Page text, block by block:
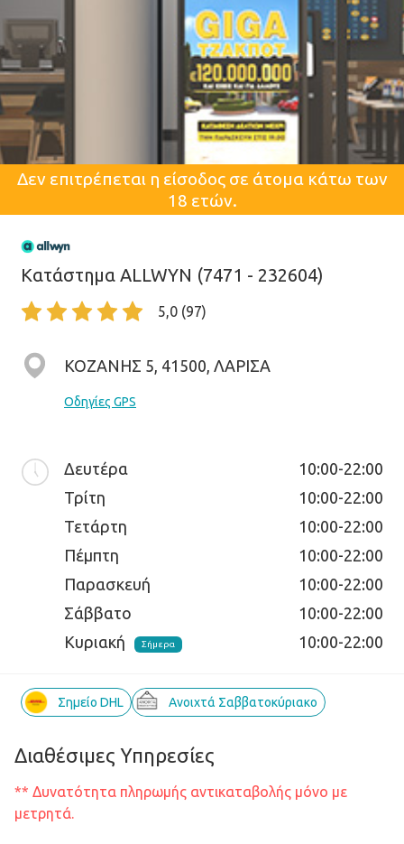
Δεν επιτρέπεται η είσοδος σε άτομα κάτω των
18 ετών.
Κατάστημα ALLWYN (7471 - 232604)
5,0 (97)
ΚΟΖΑΝΗΣ 5, 41500, ΛΑΡΙΣΑ
Οδηγίες GPS
Δευτέρα
10:00-22:00
Τρίτη
10:00-22:00
Τετάρτη
10:00-22:00
Πέμπτη
10:00-22:00
Παρασκευή
10:00-22:00
Σάββατο
10:00-22:00
Κυριακή
Σήμερα 10:00-22:00
Σημείο DHL Ανοιχτά Σαββατοκύριακο
Διαθέσιμες Υπηρεσίες
** Δυνατότητα πληρωμής αντικαταβολής μόνο με
μετρητά.